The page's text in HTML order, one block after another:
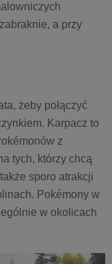
a przy
żeby połączyć
Karpacz to
z
tych, którzy chcą
sporo atrakcji
Pokémony w
w okolicach